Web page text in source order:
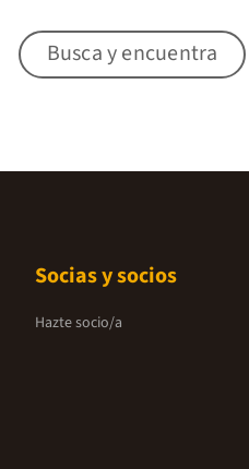
Busca y encuentra
Socias y socios
Hazte socio/a